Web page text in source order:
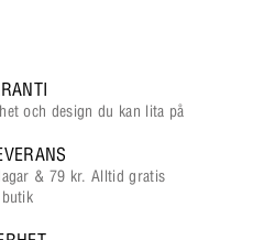
och design du kan lita på
& 79 kr. Alltid gratis